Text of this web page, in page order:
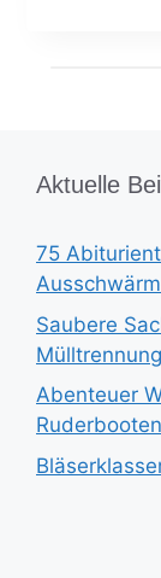
Aktuelle
75
Saubere
Abenteuer